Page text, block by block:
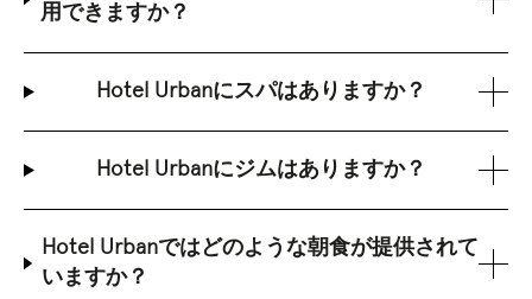
用できますか？
Hotel Urbanにスパはありますか？
Hotel Urbanにジムはありますか？
Hotel Urbanではどのような朝食が提供されて
いますか？